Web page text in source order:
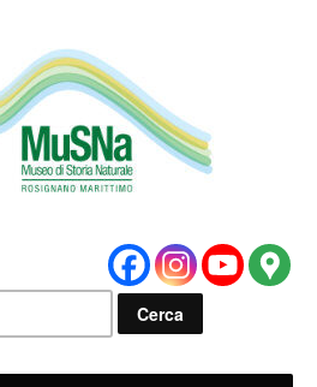
per: